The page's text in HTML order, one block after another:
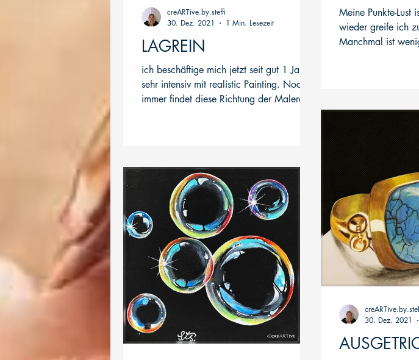
LAGREIN
ich beschäftige mich jetzt seit gut 1 Jahr
sehr intensiv mit realistic Painting. Noch
immer findet diese Richtung der Malerei in
creARTive.by.steffi
30. Dez. 2021
1 Min. Lesezeit
Meine Punkte-Lust
wieder greife ich
Manchmal ist
30. Dez. 2021